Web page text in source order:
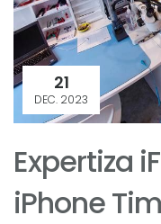
21
DEC. 2023
Expertiza
iPhone